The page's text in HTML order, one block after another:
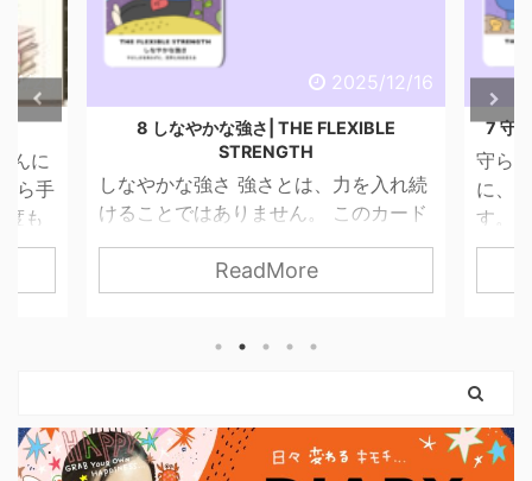
2025/12/16
8 しなやかな強さ| THE FLEXIBLE
なやかな強さ 強さとは、力を入れ続
ることではありません。 このカード
描くのは、やさしさを失わずに、世
と関わっていく力。 無理に押し切ら
くてもいい。 我慢し続けなくてもい
力を使えばいいのです。 弓を引く手
、やさしさを捨てなくていい」 とい
ことを教えてくれます。 前のカード
7 守られた意志 |
守られた意志 進
に、 心がついてこ
す。 そんなとき、
っている自分」を
ちゃんと準備が始
りも、自分の内側
に、「何を大切に